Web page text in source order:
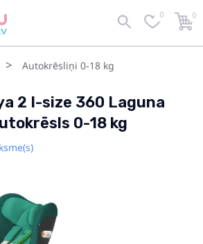
0 0
Autokrēsliņi 0-18 kg
2 I-size 360 Laguna
0-18 kg